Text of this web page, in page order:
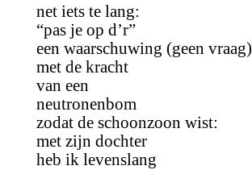
net iets te lang:
“pas je op d’r”
een waarschuwing (geen vraag)
met de kracht
van een
neutronenbom
zodat de schoonzoon wist:
met zijn dochter
heb ik levenslang